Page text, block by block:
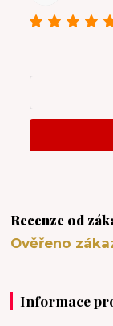
Recenze od
Ověřeno
Informace